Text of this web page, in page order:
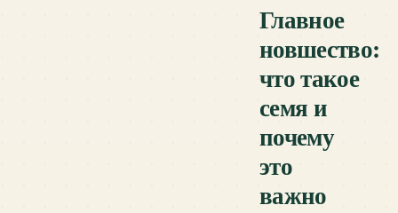
Главное
новшество:
что такое
семя и
почему
это
важно